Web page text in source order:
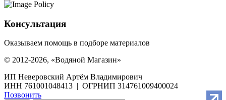
Консультация
Оказываем помощь в подборе материалов
© 2012-2026, «Водяной Магазин»
ИП Неверовский Артём Владимирович
ИНН 761001048413 | ОГРНИП 314761009400024
Позвонить